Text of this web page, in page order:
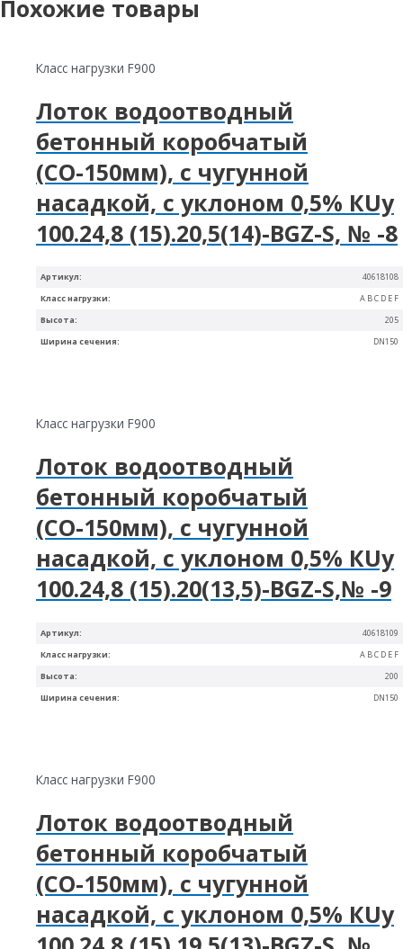
Похожие товары
Артикул: 40618108
Ширина сечения: DN150
Высота: 205
Класс нагрузки: A B C D E F
Класс нагрузки F900
Лоток водоотводный
бетонный коробчатый
(СО-150мм), с чугунной
насадкой, с уклоном 0,5% КUу
100.24,8 (15).20,5(14)-BGZ-S, № -8
Артикул: 40618109
Ширина сечения: DN150
Высота: 200
Класс нагрузки: A B C D E F
Класс нагрузки F900
Лоток водоотводный
бетонный коробчатый
(СО-150мм), с чугунной
насадкой, с уклоном 0,5% КUу
100.24,8 (15).20(13,5)-BGZ-S,№ -9
Класс нагрузки F900
Лоток водоотводный
бетонный коробчатый
(СО-150мм), с чугунной
насадкой, с уклоном 0,5% КUу